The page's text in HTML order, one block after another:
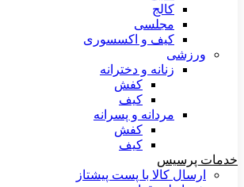
کالج
مجلسی
کیف و اکسسوری
ورزشی
زنانه و دخترانه
کفش
کیف
مردانه و پسرانه
کفش
کیف
خدمات پرسیس
ارسال کالا با پست پیشتاز